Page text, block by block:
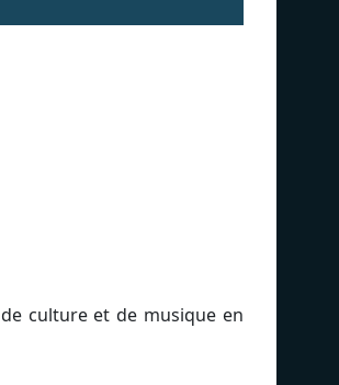
culture et de musique en